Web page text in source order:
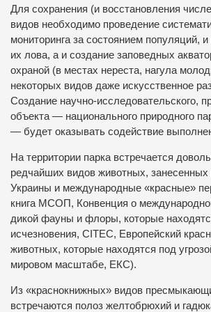
Для сохранения (и восстановления
видов необходимо проведение
мониторинга за состоянием популяций, и
их лова, а и создание заповедных
охраной (в местах нереста, нагула
некоторых видов даже искусственное
Создание научно-исследовательского,
объекта — национального природного
— будет оказывать содействие
На территории парка встречается
редчайших видов животных, занесенных
Украины и международные «красные»
книга МСОП, Конвенция о
дикой фауны и флоры, которые
исчезновения, CITEС, Европейский
животных, которые находятся под
мировом масштабе, ЕКС).
Из «краснокнижных» видов
встречаются полоз желтобрюхий и